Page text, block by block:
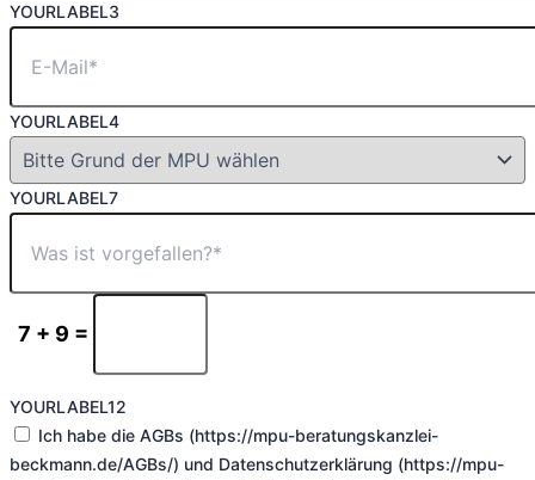
YOURLABEL3
YOURLABEL4
YOURLABEL7
7 + 9 =
YOURLABEL12
Ich habe die AGBs (https://mpu-beratungskanzlei-
beckmann.de/AGBs/) und Datenschutzerklärung (https://mpu-